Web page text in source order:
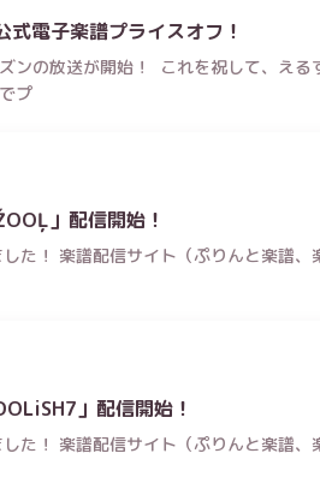
式電子楽譜プライスオフ！
ンの放送が開始！ これを祝して、え
プ
」配信開始！
た！ 楽譜配信サイト（ぷりんと楽譜
」配信開始！
た！ 楽譜配信サイト（ぷりんと楽譜